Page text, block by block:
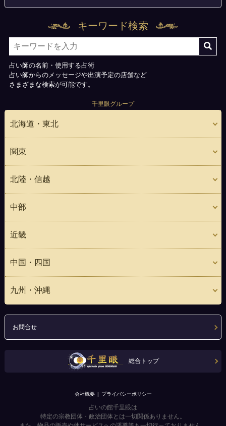
キーワード検索
占い師の名前・使用する占術
占い師からのメッセージや出演予定の店舗など
さまざまな検索が可能です。
千里眼グループ
北海道・東北
関東
北陸・信越
中部
近畿
中国・四国
九州・沖縄
お問合せ
総合トップ
会社概要 プライバシーポリシー
占いの館千里眼は
特定の宗教団体・政治団体とは一切関係ありません。